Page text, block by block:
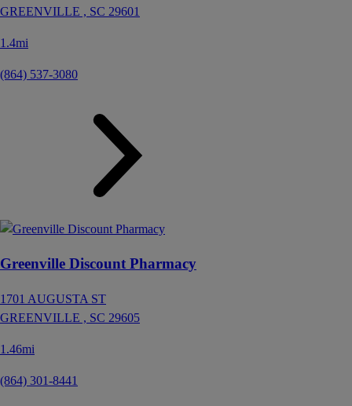
GREENVILLE , SC 29601
1.4mi
(864) 537-3080
Greenville Discount Pharmacy
1701 AUGUSTA ST
GREENVILLE , SC 29605
1.46mi
(864) 301-8441